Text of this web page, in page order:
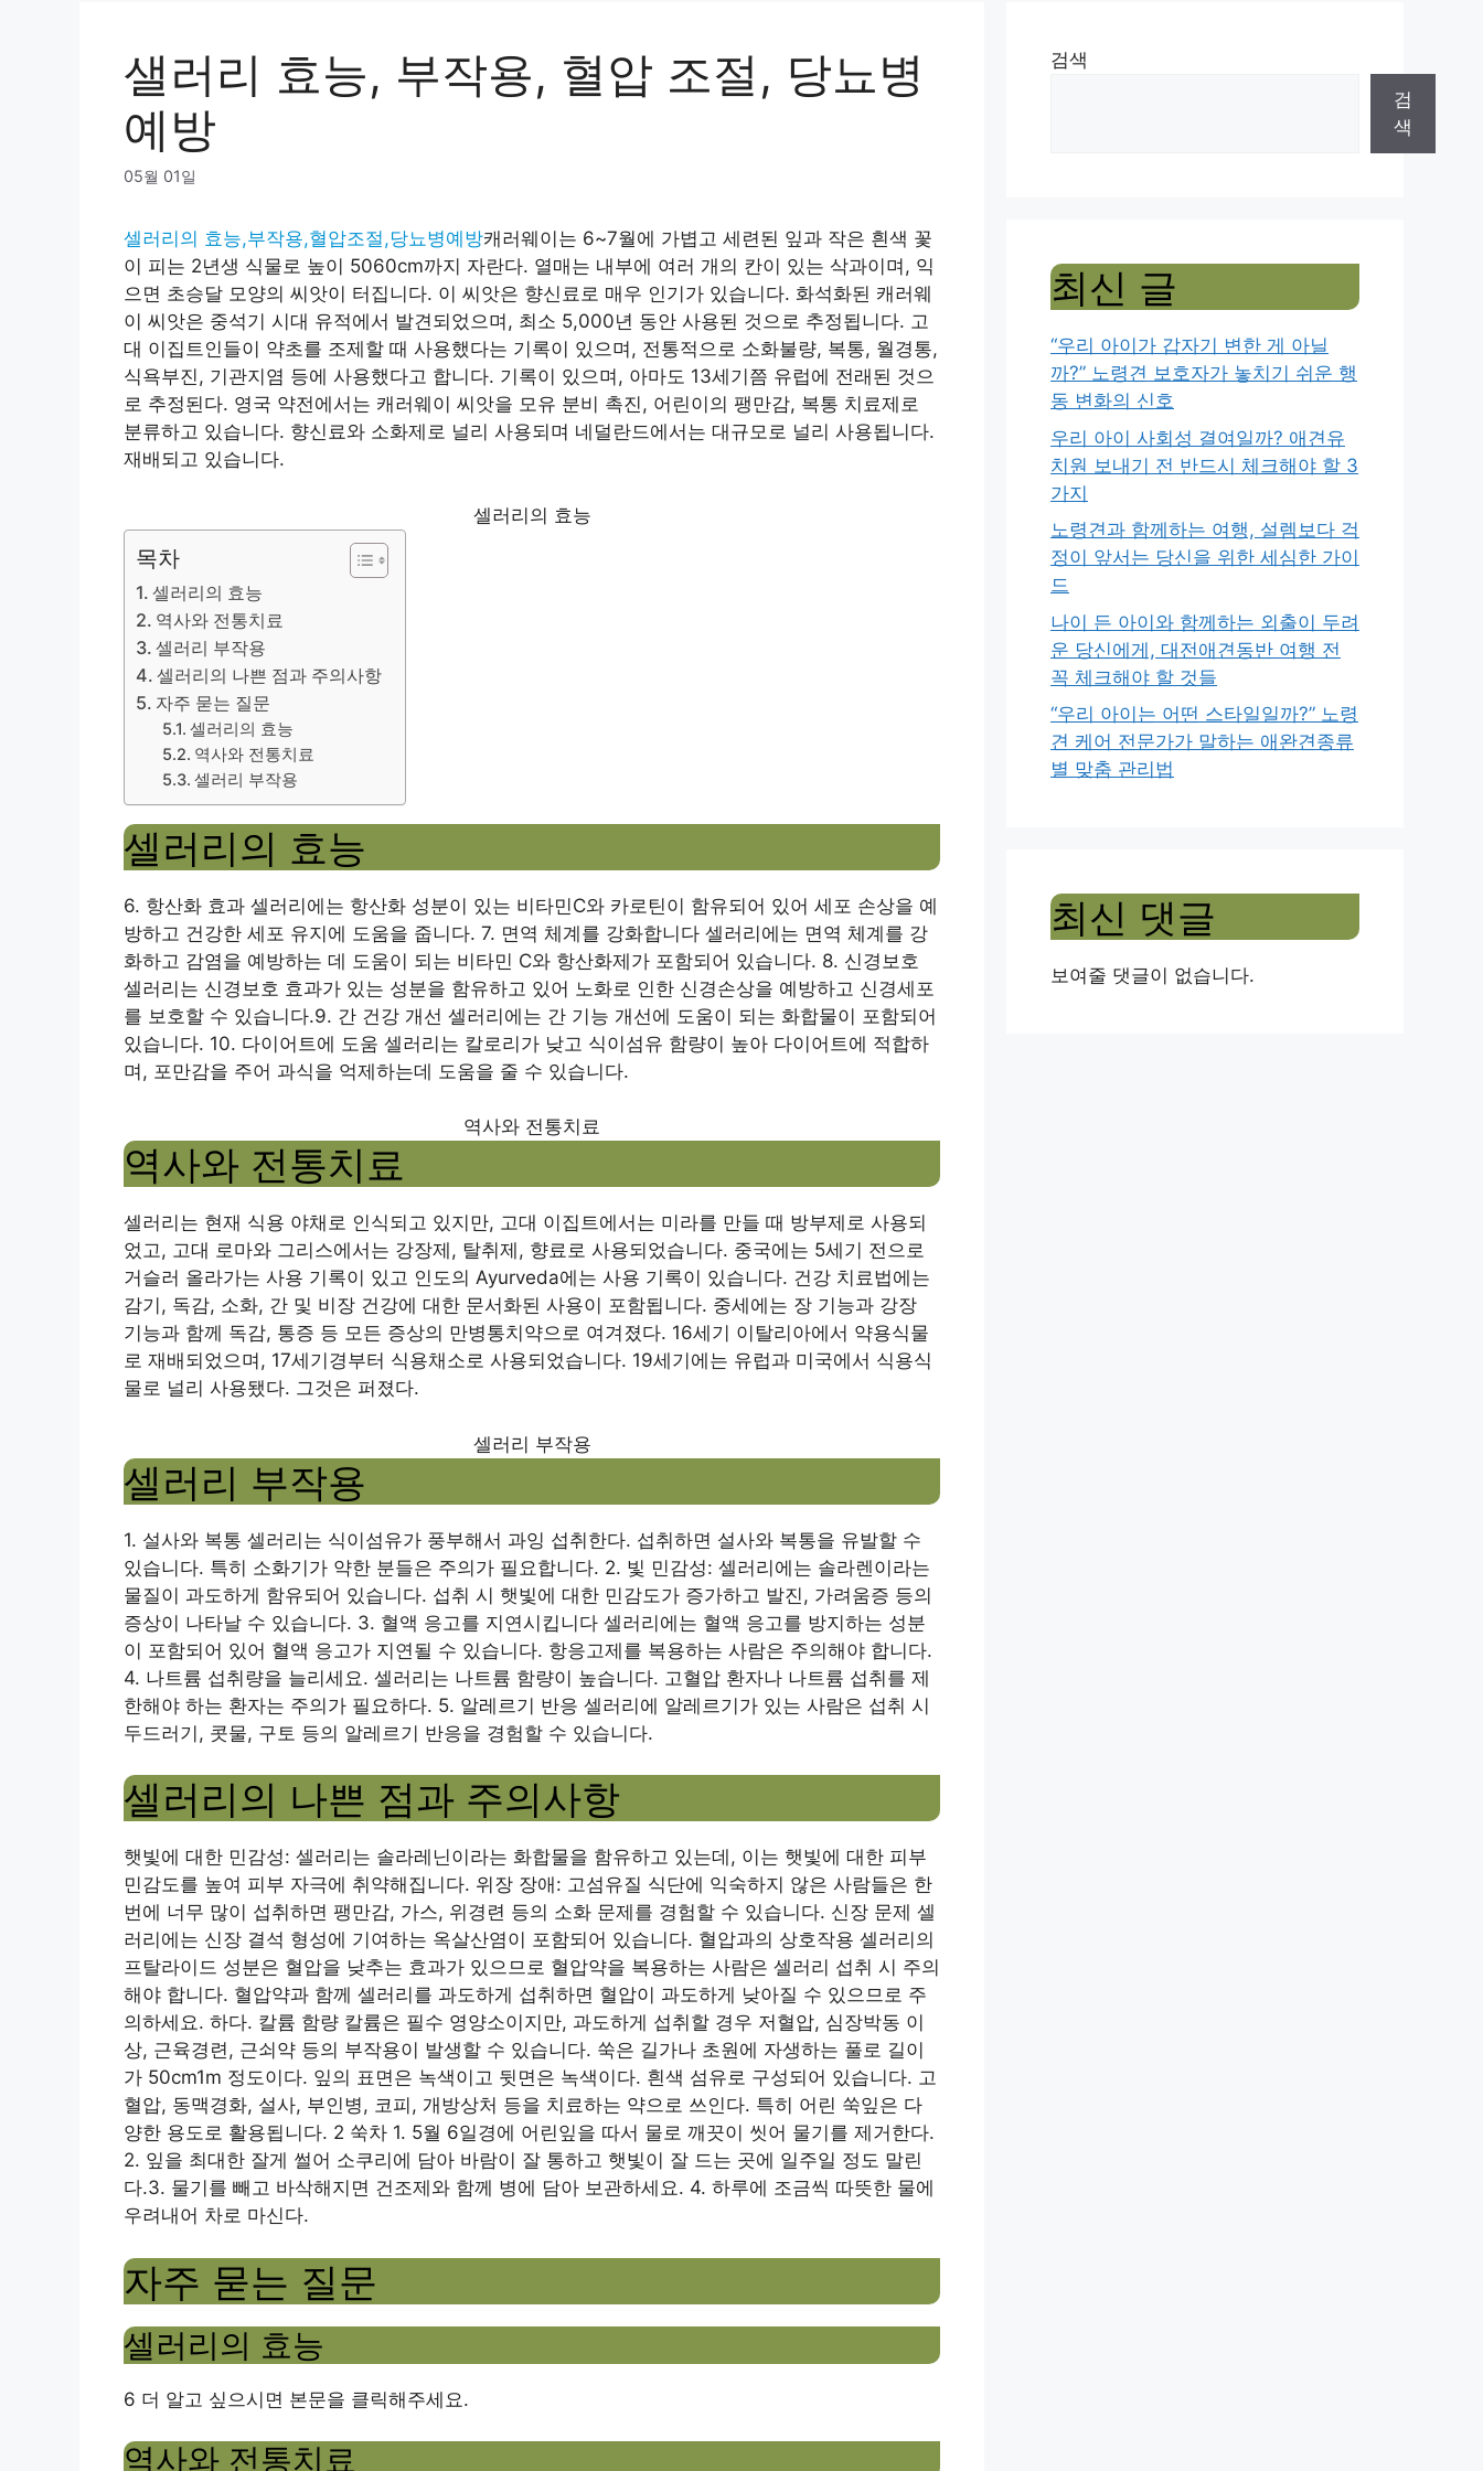
샐러리 효능, 부작용, 혈압 조절, 당뇨병
예방
05월 01일
셀러리의 효능,부작용,혈압조절,당뇨병예방캐러웨이는 6~7월에 가볍고 세련된 잎과 작은 흰색 꽃
이 피는 2년생 식물로 높이 5060cm까지 자란다. 열매는 내부에 여러 개의 칸이 있는 삭과이며, 익
으면 초승달 모양의 씨앗이 터집니다. 이 씨앗은 향신료로 매우 인기가 있습니다. 화석화된 캐러웨
이 씨앗은 중석기 시대 유적에서 발견되었으며, 최소 5,000년 동안 사용된 것으로 추정됩니다. 고
대 이집트인들이 약초를 조제할 때 사용했다는 기록이 있으며, 전통적으로 소화불량, 복통, 월경통,
식욕부진, 기관지염 등에 사용했다고 합니다. 기록이 있으며, 아마도 13세기쯤 유럽에 전래된 것으
로 추정된다. 영국 약전에서는 캐러웨이 씨앗을 모유 분비 촉진, 어린이의 팽만감, 복통 치료제로
분류하고 있습니다. 향신료와 소화제로 널리 사용되며 네덜란드에서는 대규모로 널리 사용됩니다.
재배되고 있습니다.
셀러리의 효능
목차
셀러리의 효능
역사와 전통치료
셀러리 부작용
셀러리의 나쁜 점과 주의사항
자주 묻는 질문
셀러리의 효능
역사와 전통치료
셀러리 부작용
셀러리의 효능
6. 항산화 효과 셀러리에는 항산화 성분이 있는 비타민C와 카로틴이 함유되어 있어 세포 손상을 예
방하고 건강한 세포 유지에 도움을 줍니다. 7. 면역 체계를 강화합니다 셀러리에는 면역 체계를 강
화하고 감염을 예방하는 데 도움이 되는 비타민 C와 항산화제가 포함되어 있습니다. 8. 신경보호
셀러리는 신경보호 효과가 있는 성분을 함유하고 있어 노화로 인한 신경손상을 예방하고 신경세포
를 보호할 수 있습니다.9. 간 건강 개선 셀러리에는 간 기능 개선에 도움이 되는 화합물이 포함되어
있습니다. 10. 다이어트에 도움 셀러리는 칼로리가 낮고 식이섬유 함량이 높아 다이어트에 적합하
며, 포만감을 주어 과식을 억제하는데 도움을 줄 수 있습니다.
역사와 전통치료
역사와 전통치료
셀러리는 현재 식용 야채로 인식되고 있지만, 고대 이집트에서는 미라를 만들 때 방부제로 사용되
었고, 고대 로마와 그리스에서는 강장제, 탈취제, 향료로 사용되었습니다. 중국에는 5세기 전으로
거슬러 올라가는 사용 기록이 있고 인도의 Ayurveda에는 사용 기록이 있습니다. 건강 치료법에는
감기, 독감, 소화, 간 및 비장 건강에 대한 문서화된 사용이 포함됩니다. 중세에는 장 기능과 강장
기능과 함께 독감, 통증 등 모든 증상의 만병통치약으로 여겨졌다. 16세기 이탈리아에서 약용식물
로 재배되었으며, 17세기경부터 식용채소로 사용되었습니다. 19세기에는 유럽과 미국에서 식용식
물로 널리 사용됐다. 그것은 퍼졌다.
셀러리 부작용
셀러리 부작용
1. 설사와 복통 셀러리는 식이섬유가 풍부해서 과잉 섭취한다. 섭취하면 설사와 복통을 유발할 수
있습니다. 특히 소화기가 약한 분들은 주의가 필요합니다. 2. 빛 민감성: 셀러리에는 솔라렌이라는
물질이 과도하게 함유되어 있습니다. 섭취 시 햇빛에 대한 민감도가 증가하고 발진, 가려움증 등의
증상이 나타날 수 있습니다. 3. 혈액 응고를 지연시킵니다 셀러리에는 혈액 응고를 방지하는 성분
이 포함되어 있어 혈액 응고가 지연될 수 있습니다. 항응고제를 복용하는 사람은 주의해야 합니다.
4. 나트륨 섭취량을 늘리세요. 셀러리는 나트륨 함량이 높습니다. 고혈압 환자나 나트륨 섭취를 제
한해야 하는 환자는 주의가 필요하다. 5. 알레르기 반응 셀러리에 알레르기가 있는 사람은 섭취 시
두드러기, 콧물, 구토 등의 알레르기 반응을 경험할 수 있습니다.
셀러리의 나쁜 점과 주의사항
햇빛에 대한 민감성: 셀러리는 솔라레닌이라는 화합물을 함유하고 있는데, 이는 햇빛에 대한 피부
민감도를 높여 피부 자극에 취약해집니다. 위장 장애: 고섬유질 식단에 익숙하지 않은 사람들은 한
번에 너무 많이 섭취하면 팽만감, 가스, 위경련 등의 소화 문제를 경험할 수 있습니다. 신장 문제 셀
러리에는 신장 결석 형성에 기여하는 옥살산염이 포함되어 있습니다. 혈압과의 상호작용 셀러리의
프탈라이드 성분은 혈압을 낮추는 효과가 있으므로 혈압약을 복용하는 사람은 셀러리 섭취 시 주의
해야 합니다. 혈압약과 함께 셀러리를 과도하게 섭취하면 혈압이 과도하게 낮아질 수 있으므로 주
의하세요. 하다. 칼륨 함량 칼륨은 필수 영양소이지만, 과도하게 섭취할 경우 저혈압, 심장박동 이
상, 근육경련, 근쇠약 등의 부작용이 발생할 수 있습니다. 쑥은 길가나 초원에 자생하는 풀로 길이
가 50cm1m 정도이다. 잎의 표면은 녹색이고 뒷면은 녹색이다. 흰색 섬유로 구성되어 있습니다. 고
혈압, 동맥경화, 설사, 부인병, 코피, 개방상처 등을 치료하는 약으로 쓰인다. 특히 어린 쑥잎은 다
양한 용도로 활용됩니다. 2 쑥차 1. 5월 6일경에 어린잎을 따서 물로 깨끗이 씻어 물기를 제거한다.
2. 잎을 최대한 잘게 썰어 소쿠리에 담아 바람이 잘 통하고 햇빛이 잘 드는 곳에 일주일 정도 말린
다.3. 물기를 빼고 바삭해지면 건조제와 함께 병에 담아 보관하세요. 4. 하루에 조금씩 따뜻한 물에
우려내어 차로 마신다.
자주 묻는 질문
셀러리의 효능
6 더 알고 싶으시면 본문을 클릭해주세요.
역사와 전통치료
검색
검
색
최신 글
“우리 아이가 갑자기 변한 게 아닐
까?” 노령견 보호자가 놓치기 쉬운 행
동 변화의 신호
우리 아이 사회성 결여일까? 애견유
치원 보내기 전 반드시 체크해야 할 3
가지
노령견과 함께하는 여행, 설렘보다 걱
정이 앞서는 당신을 위한 세심한 가이
드
나이 든 아이와 함께하는 외출이 두려
운 당신에게, 대전애견동반 여행 전
꼭 체크해야 할 것들
“우리 아이는 어떤 스타일일까?” 노령
견 케어 전문가가 말하는 애완견종류
별 맞춤 관리법
최신 댓글
보여줄 댓글이 없습니다.